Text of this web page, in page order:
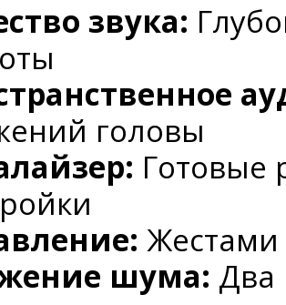
звука:
головы
Готовые
шума: Два